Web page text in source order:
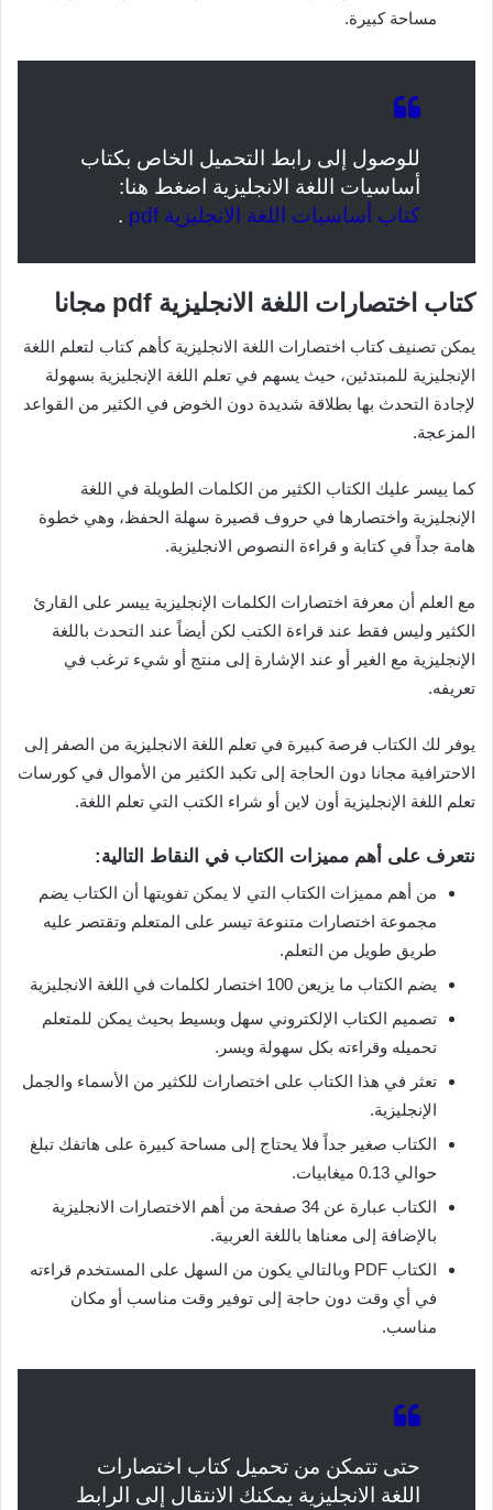
مساحة كبيرة.
للوصول إلى رابط التحميل الخاص بكتاب
أساسيات اللغة الانجليزية اضغط هنا:
كتاب أساسيات اللغة الانجليزية pdf
.
كتاب اختصارات اللغة الانجليزية pdf مجانا
يمكن تصنيف كتاب اختصارات اللغة الانجليزية كأهم كتاب لتعلم اللغة
الإنجليزية للمبتدئين، حيث يسهم في تعلم اللغة الإنجليزية بسهولة
لإجادة التحدث بها بطلاقة شديدة دون الخوض في الكثير من القواعد
المزعجة.
كما ييسر عليك الكتاب الكثير من الكلمات الطويلة في اللغة
الإنجليزية واختصارها في حروف قصيرة سهلة الحفظ، وهي خطوة
هامة جداً في كتابة و قراءة النصوص الانجليزية.
مع العلم أن معرفة اختصارات الكلمات الإنجليزية ييسر على القارئ
الكثير وليس فقط عند قراءة الكتب لكن أيضاً عند التحدث باللغة
الإنجليزية مع الغير أو عند الإشارة إلى منتج أو شيء ترغب في
تعريفه.
يوفر لك الكتاب فرصة كبيرة في تعلم اللغة الانجليزية من الصفر إلى
الاحترافية مجانا دون الحاجة إلى تكبد الكثير من الأموال في كورسات
تعلم اللغة الإنجليزية أون لاين أو شراء الكتب التي تعلم اللغة.
نتعرف على أهم مميزات الكتاب في النقاط التالية:
من أهم مميزات الكتاب التي لا يمكن تفويتها أن الكتاب يضم
مجموعة اختصارات متنوعة تيسر على المتعلم وتقتصر عليه
طريق طويل من التعلم.
يضم الكتاب ما يزيعن 100 اختصار لكلمات في اللغة الانجليزية
تصميم الكتاب الإلكتروني سهل وبسيط بحيث يمكن للمتعلم
تحميله وقراءته بكل سهولة ويسر.
تعثر في هذا الكتاب على اختصارات للكثير من الأسماء والجمل
الإنجليزية.
الكتاب صغير جداً فلا يحتاج إلى مساحة كبيرة على هاتفك تبلغ
حوالي 0.13 ميغابيات.
الكتاب عبارة عن 34 صفحة من أهم الاختصارات الانجليزية
بالإضافة إلى معناها باللغة العربية.
الكتاب PDF وبالتالي يكون من السهل على المستخدم قراءته
في أي وقت دون حاجة إلى توفير وقت مناسب أو مكان
مناسب.
حتى تتمكن من تحميل كتاب اختصارات
اللغة الانجليزية يمكنك الانتقال إلى الرابط